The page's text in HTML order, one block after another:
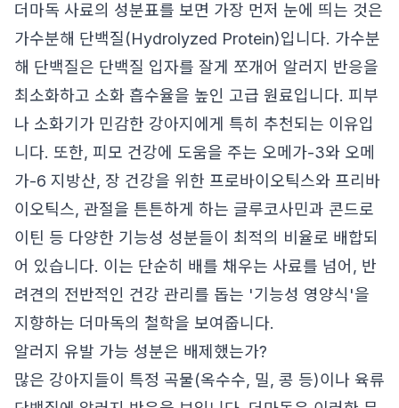
더마독 사료의 성분표를 보면 가장 먼저 눈에 띄는 것은
가수분해 단백질(Hydrolyzed Protein)입니다. 가수분
해 단백질은 단백질 입자를 잘게 쪼개어 알러지 반응을
최소화하고 소화 흡수율을 높인 고급 원료입니다. 피부
나 소화기가 민감한 강아지에게 특히 추천되는 이유입
니다. 또한, 피모 건강에 도움을 주는 오메가-3와 오메
가-6 지방산, 장 건강을 위한 프로바이오틱스와 프리바
이오틱스, 관절을 튼튼하게 하는 글루코사민과 콘드로
이틴 등 다양한 기능성 성분들이 최적의 비율로 배합되
어 있습니다. 이는 단순히 배를 채우는 사료를 넘어, 반
려견의 전반적인 건강 관리를 돕는 '기능성 영양식'을
지향하는 더마독의 철학을 보여줍니다.
알러지 유발 가능 성분은 배제했는가?
많은 강아지들이 특정 곡물(옥수수, 밀, 콩 등)이나 육류